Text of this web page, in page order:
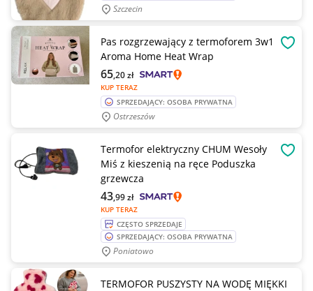
Szczecin
Pas rozgrzewający z termoforem 3w1
Aroma Home Heat Wrap
KUP TERAZ
65,20zł
SPRZEDAJĄCY: OSOBA PRYWATNA
Ostrzeszów
Termofor elektryczny CHUM Wesoły
Miś z kieszenią na ręce Poduszka
grzewcza
KUP TERAZ
43,99zł
CZĘSTO SPRZEDAJE
SPRZEDAJĄCY: OSOBA PRYWATNA
Poniatowo
TERMOFOR PUSZYSTY NA WODĘ MIĘKKI